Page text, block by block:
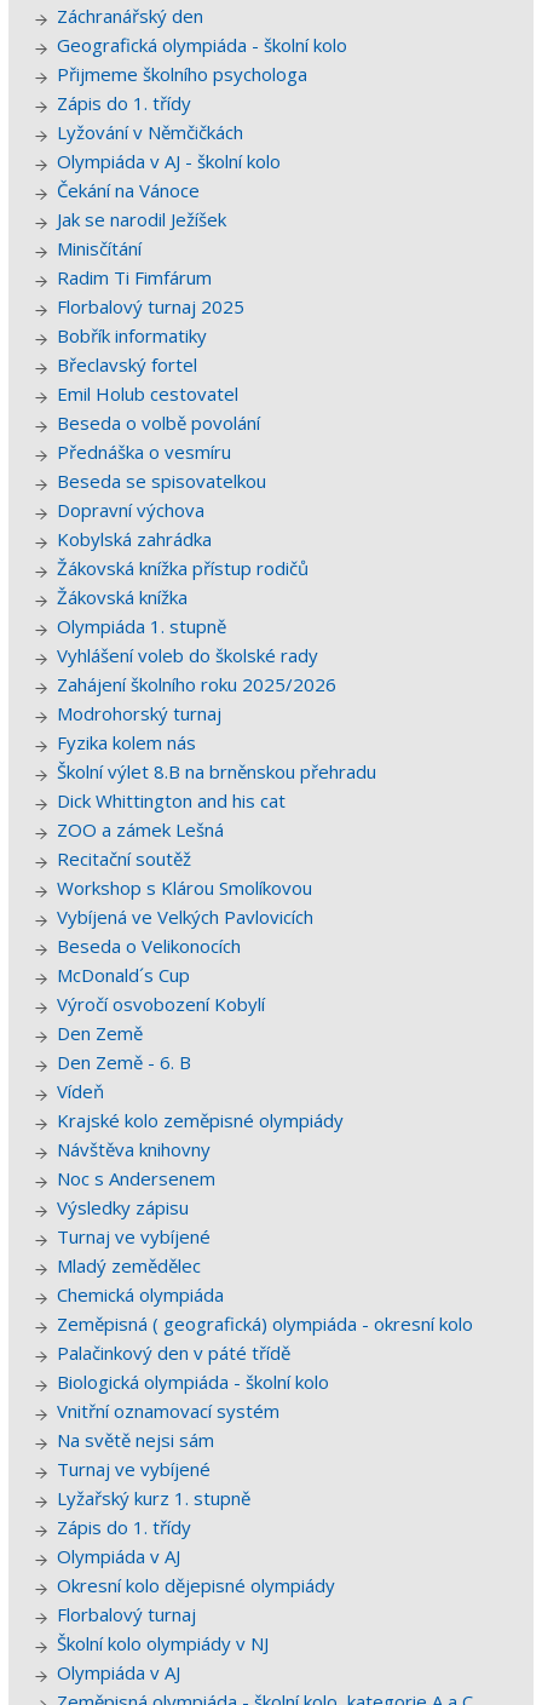
Záchranářský den
Geografická olympiáda - školní kolo
Přijmeme školního psychologa
Zápis do 1. třídy
Lyžování v Němčičkách
Olympiáda v AJ - školní kolo
Čekání na Vánoce
Jak se narodil Ježíšek
Minisčítání
Radim Ti Fimfárum
Florbalový turnaj 2025
Bobřík informatiky
Břeclavský fortel
Emil Holub cestovatel
Beseda o volbě povolání
Přednáška o vesmíru
Beseda se spisovatelkou
Dopravní výchova
Kobylská zahrádka
Žákovská knížka přístup rodičů
Žákovská knížka
Olympiáda 1. stupně
Vyhlášení voleb do školské rady
Zahájení školního roku 2025/2026
Modrohorský turnaj
Fyzika kolem nás
Školní výlet 8.B na brněnskou přehradu
Dick Whittington and his cat
ZOO a zámek Lešná
Recitační soutěž
Workshop s Klárou Smolíkovou
Vybíjená ve Velkých Pavlovicích
Beseda o Velikonocích
McDonald´s Cup
Výročí osvobození Kobylí
Den Země
Den Země - 6. B
Vídeň
Krajské kolo zeměpisné olympiády
Návštěva knihovny
Noc s Andersenem
Výsledky zápisu
Turnaj ve vybíjené
Mladý zemědělec
Chemická olympiáda
Zeměpisná ( geografická) olympiáda - okresní kolo
Palačinkový den v páté třídě
Biologická olympiáda - školní kolo
Vnitřní oznamovací systém
Na světě nejsi sám
Turnaj ve vybíjené
Lyžařský kurz 1. stupně
Zápis do 1. třídy
Olympiáda v AJ
Okresní kolo dějepisné olympiády
Florbalový turnaj
Školní kolo olympiády v NJ
Olympiáda v AJ